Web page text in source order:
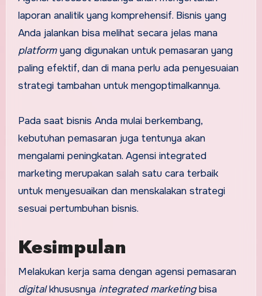
laporan analitik yang komprehensif. Bisnis yang
Anda jalankan bisa melihat secara jelas mana
platformyang digunakan untuk pemasaran yang
paling efektif, dan di mana perlu ada penyesuaian
strategi tambahan untuk mengoptimalkannya.
Pada saat bisnis Anda mulai berkembang,
kebutuhan pemasaran juga tentunya akan
mengalami peningkatan. Agensi integrated
marketing merupakan salah satu cara terbaik
untuk menyesuaikan dan menskalakan strategi
sesuai pertumbuhan bisnis.
Kesimpulan
Melakukan kerja sama dengan agensi pemasaran
digitalkhususnya integrated marketingbisa